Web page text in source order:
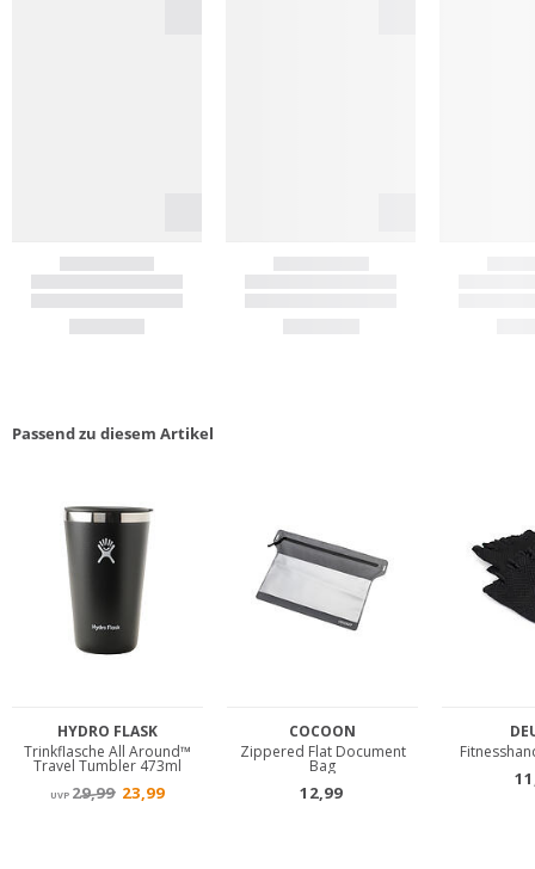
Passend zu diesem Artikel